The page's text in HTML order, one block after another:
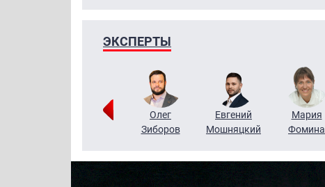
ЭКСПЕРТЫ
Григорий
Олег
Зиборов
Евгений
Мошняцкий
Мария
Фомина